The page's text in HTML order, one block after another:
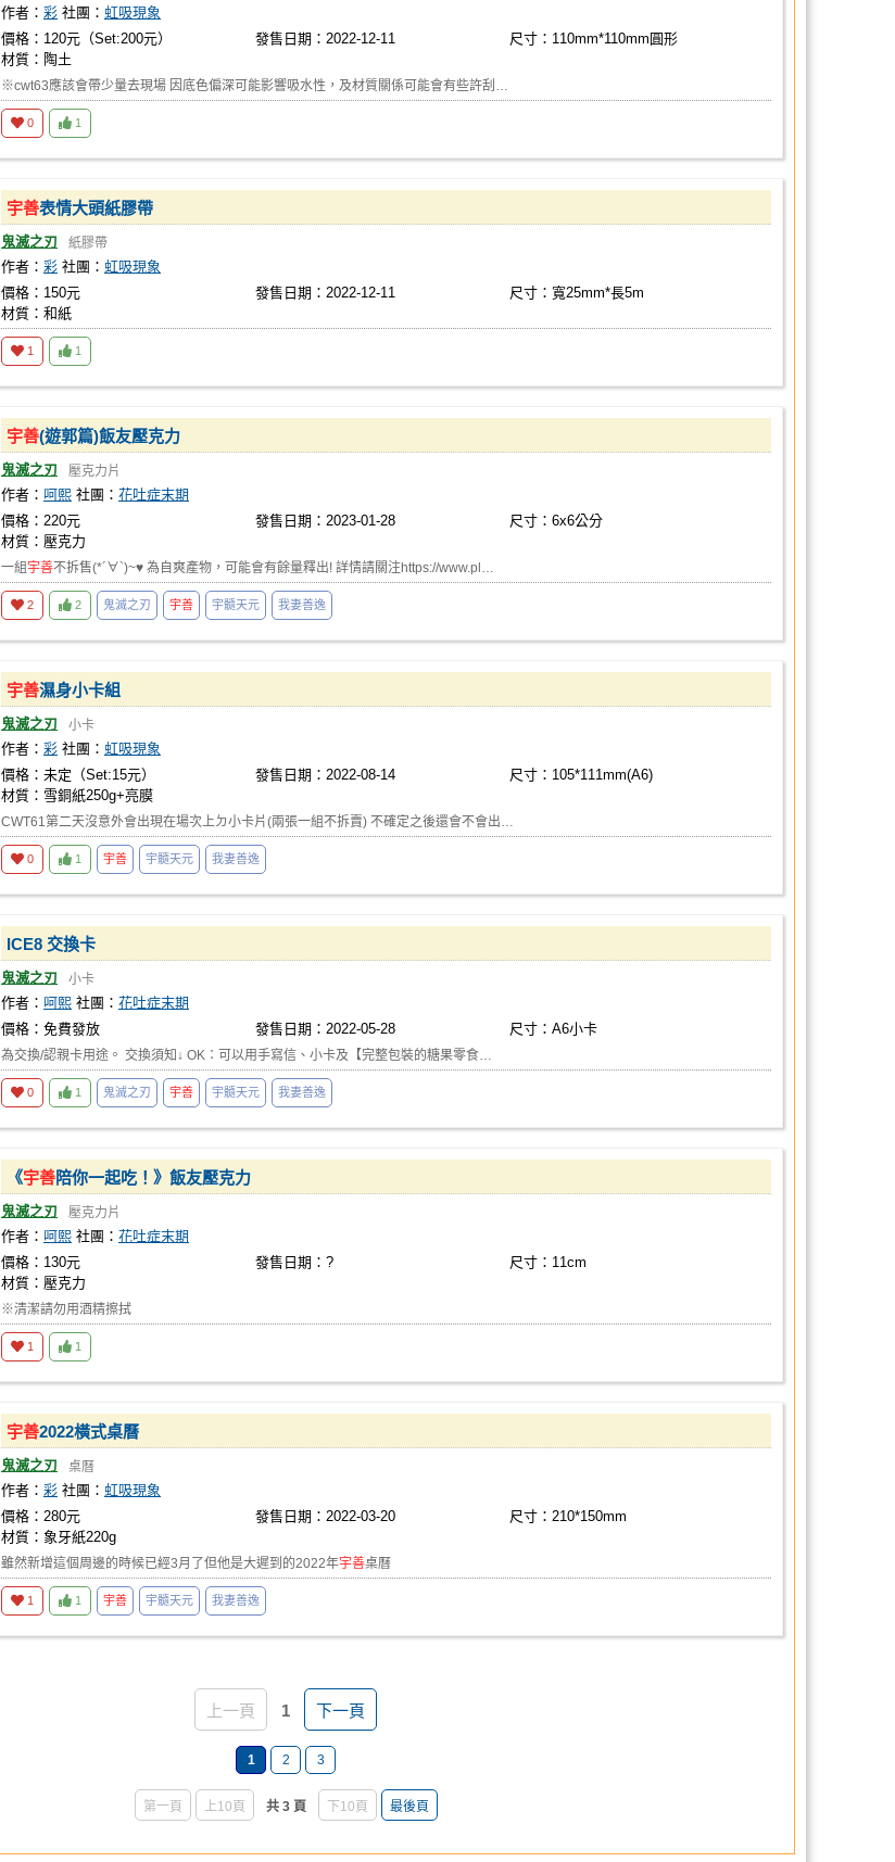
作者： 彩 社團： 虹吸現象
價格：120元（Set:200元）
發售日期：2022-12-11
尺寸：110mm*110mm圓形
材質：陶土
※cwt63應該會帶少量去現場 因底色偏深可能影響吸水性，及材質關係可能會有些許刮…
0 1
宇善表情大頭紙膠帶
鬼滅之刃 紙膠帶
作者： 彩 社團： 虹吸現象
價格：150元
發售日期：2022-12-11
尺寸：寬25mm*長5m
材質：和紙
1 1
宇善(遊郭篇)飯友壓克力
鬼滅之刃 壓克力片
作者： 呵熙 社團： 花吐症末期
價格：220元
發售日期：2023-01-28
尺寸：6x6公分
材質：壓克力
一組宇善不拆售(*´∀`)~♥ 為自爽產物，可能會有餘量釋出! 詳情請關注https://www.pl…
2 2 鬼滅之刃 宇善 宇髓天元 我妻善逸
宇善濕身小卡組
鬼滅之刃 小卡
作者： 彩 社團： 虹吸現象
價格：未定（Set:15元）
發售日期：2022-08-14
尺寸：105*111mm(A6)
材質：雪銅紙250g+亮膜
CWT61第二天沒意外會出現在場次上ㄉ小卡片(兩張一組不拆賣) 不確定之後還會不會出…
0 1 宇善 宇髓天元 我妻善逸
ICE8 交換卡
鬼滅之刃 小卡
作者： 呵熙 社團： 花吐症末期
價格：免費發放
發售日期：2022-05-28 尺寸：A6小卡
為交換/認親卡用途。 交換須知↓ OK：可以用手寫信、小卡及【完整包裝的糖果零食…
0 1 鬼滅之刃 宇善 宇髓天元 我妻善逸
《宇善陪你一起吃！》飯友壓克力
鬼滅之刃 壓克力片
作者： 呵熙 社團： 花吐症末期
價格：130元
發售日期：?
尺寸：11cm
材質：壓克力
※清潔請勿用酒精擦拭
1 1
宇善2022橫式桌曆
鬼滅之刃 桌曆
作者： 彩 社團： 虹吸現象
價格：280元
發售日期：2022-03-20
尺寸：210*150mm
材質：象牙紙220g
雖然新增這個周邊的時候已經3月了但他是大遲到的2022年宇善桌曆
1 1 宇善 宇髓天元 我妻善逸
上一頁 1 下一頁
1 2 3
第一頁 上10頁 共 3 頁 下10頁 最後頁